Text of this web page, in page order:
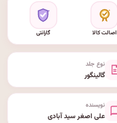
اصالت کالا گارانتی
نوع جلد
گالینگور
نویسنده
علی اصغر سید آبادی